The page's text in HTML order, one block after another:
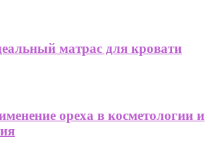
матрас для кровати
ореха в косметологии и